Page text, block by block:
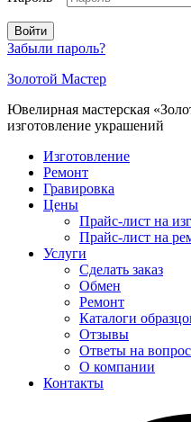
Войти
Забыли пароль?
Золотой Мастер
Ювелирная мастерская
изготовление украшений
Изготовление
Ремонт
Гравировка
Цены
Прайс-лист на
Прайс-лист на
Услуги
Сделать заказ
Обмен
Ремонт
Каталоги
Отзывы
Ответы на
О компании
Контакты